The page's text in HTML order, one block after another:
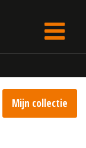
Mijn collectie